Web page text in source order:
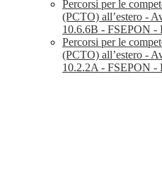
Percorsi per le
(PCTO) all’estero -
10.6.6B - FSEPON -
Percorsi per le
(PCTO) all’estero -
10.2.2A - FSEPON -